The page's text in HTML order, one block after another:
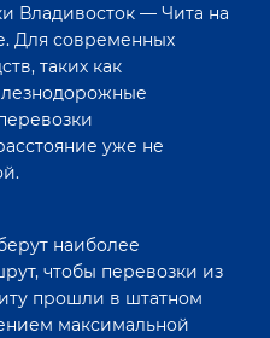
Владивосток —Чита на
Для современных
таких как
уже не
наиболее
чтобы перевозки из
прошли в штатном
максимальной